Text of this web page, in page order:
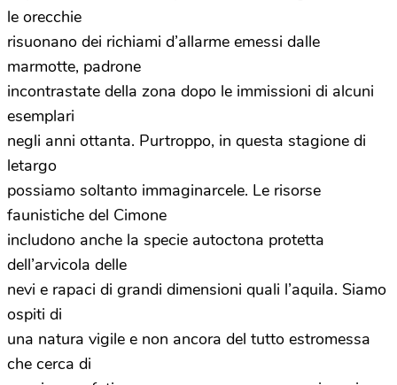
le orecchie
risuonano dei richiami d’allarme emessi dalle
marmotte, padrone
incontrastate della zona dopo le immissioni di alcuni
esemplari
negli anni ottanta. Purtroppo, in questa stagione di
letargo
possiamo soltanto immaginarcele. Le risorse
faunistiche del Cimone
includono anche la specie autoctona protetta
dell’arvicola delle
nevi e rapaci di grandi dimensioni quali l’aquila. Siamo
ospiti di
una natura vigile e non ancora del tutto estromessa
che cerca di